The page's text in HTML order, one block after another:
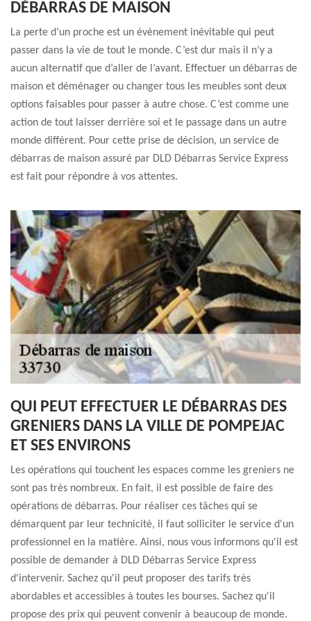
DÉBARRAS DE MAISON
La perte d’un proche est un évènement inévitable qui peut
passer dans la vie de tout le monde. C’est dur mais il n’y a
aucun alternatif que d’aller de l’avant. Effectuer un débarras de
maison et déménager ou changer tous les meubles sont deux
options faisables pour passer à autre chose. C’est comme une
action de tout laisser derrière soi et le passage dans un autre
monde différent. Pour cette prise de décision, un service de
débarras de maison assuré par DLD Débarras Service Express
est fait pour répondre à vos attentes.
QUI PEUT EFFECTUER LE DÉBARRAS DES
GRENIERS DANS LA VILLE DE POMPEJAC
ET SES ENVIRONS
Les opérations qui touchent les espaces comme les greniers ne
sont pas très nombreux. En fait, il est possible de faire des
opérations de débarras. Pour réaliser ces tâches qui se
démarquent par leur technicité, il faut solliciter le service d'un
professionnel en la matière. Ainsi, nous vous informons qu'il est
possible de demander à DLD Débarras Service Express
d'intervenir. Sachez qu'il peut proposer des tarifs très
abordables et accessibles à toutes les bourses. Sachez qu'il
propose des prix qui peuvent convenir à beaucoup de monde.